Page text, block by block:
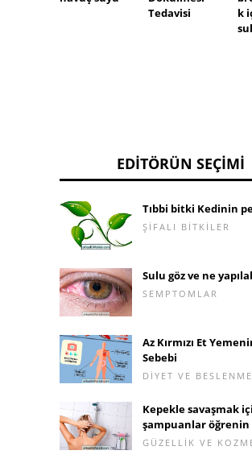
Tedavisi
k
EDITÖRÜN SEÇIMI
Tıbbi bitki Kedinin
ŞIFALI BITKILER
Sulu göz ve ne
SEMPTOMLAR
Az Kırmızı Et
Sebebi
DIYET VE BESLENME
Kepekle savaşmak
şampuanlar öğrenin
GÜZELLIK VE